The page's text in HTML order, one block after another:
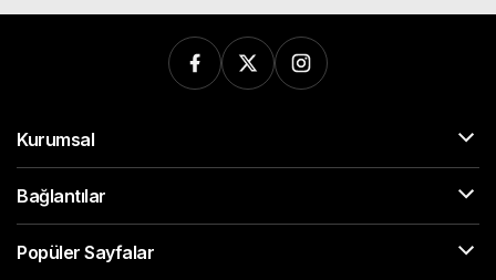
Kurumsal
Bağlantılar
Popüler Sayfalar